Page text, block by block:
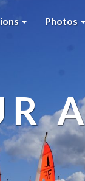
Photos